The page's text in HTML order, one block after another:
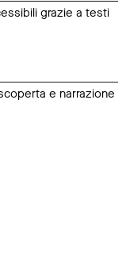
grazie a testi
e narrazione